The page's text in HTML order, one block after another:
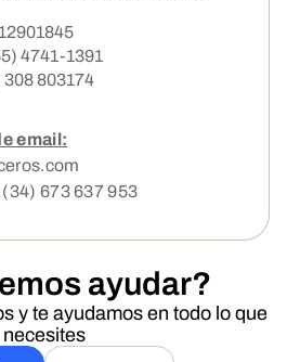
4741-1391
308 803174
email:
(34) 673 637 953
ayudar?
y te ayudamos en todo lo que
necesites